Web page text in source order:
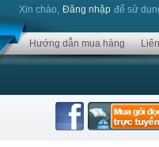
Xin chào, Đăng nhập để sử
Hướng dẫn mua hàng